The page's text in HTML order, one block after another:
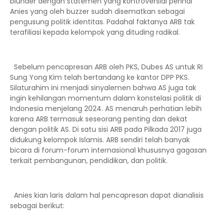
Anies yang oleh buzzer sudah disematkan sebagai
pengusung politik identitas. Padahal faktanya ARB tak
terafiliasi kepada kelompok yang dituding radikal.
Sebelum pencapresan ARB oleh PKS, Dubes AS untuk RI
Sung Yong Kim telah bertandang ke kantor DPP PKS.
Silaturahim ini menjadi sinyalemen bahwa AS juga tak
ingin kehilangan momentum dalam konstelasi politik di
Indonesia menjelang 2024. AS menaruh perhatian lebih
karena ARB termasuk seseorang penting dan dekat
dengan politik AS. Di satu sisi ARB pada Pilkada 2017 juga
didukung kelompok Islamis. ARB sendiri telah banyak
bicara di forum-forum internasional khususnya gagasan
terkait pembangunan, pendidikan, dan politik.
Anies kian laris dalam hal pencapresan dapat dianalisis
sebagai berikut: